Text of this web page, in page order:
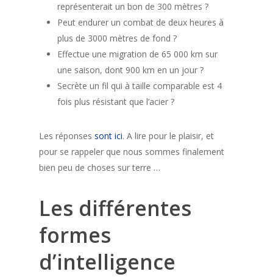
représenterait un bon de 300 mètres ?
Peut endurer un combat de deux heures à
plus de 3000 mètres de fond ?
Effectue une migration de 65 000 km sur
une saison, dont 900 km en un jour ?
Secrète un fil qui à taille comparable est 4
fois plus résistant que l’acier ?
Les réponses sont ici. A lire pour le plaisir, et
pour se rappeler que nous sommes finalement
bien peu de choses sur terre …
Les différentes
formes
d’intelligence